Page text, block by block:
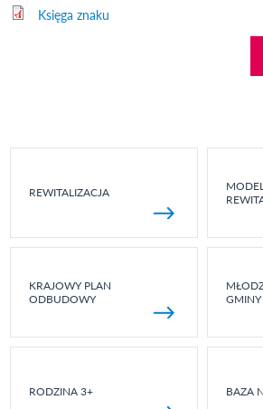
Księga znaku
REWITALIZACJA
KRAJOWY PLAN
ODBUDOWY
GMINY
RODZINA 3+ BAZA